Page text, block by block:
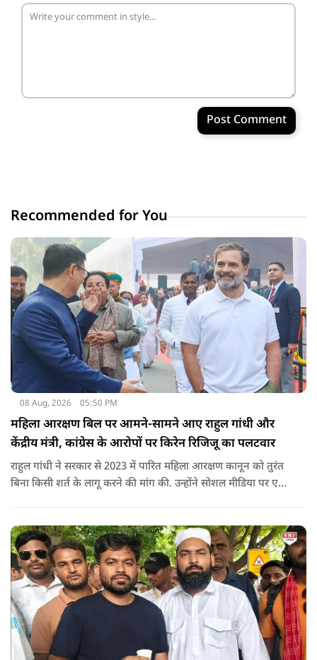
Post Comment
Recommended for You
08 Aug, 2026 05:50 PM
महिला आरक्षण बिल पर आमने-सामने आए राहुल गांधी और
केंद्रीय मंत्री, कांग्रेस के आरोपों पर किरेन रिजिजू का पलटवार
राहुल गांधी ने सरकार से 2023 में पारित महिला आरक्षण कानून को तुरंत
बिना किसी शर्त के लागू करने की मांग की. उन्होंने सोशल मीडिया पर एक